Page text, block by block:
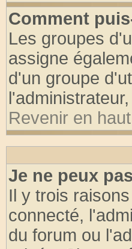
Comment
Les groupes
assigne
d'un groupe
Revenir en haut
Je ne peux
Il y trois
connecté,
du forum ou